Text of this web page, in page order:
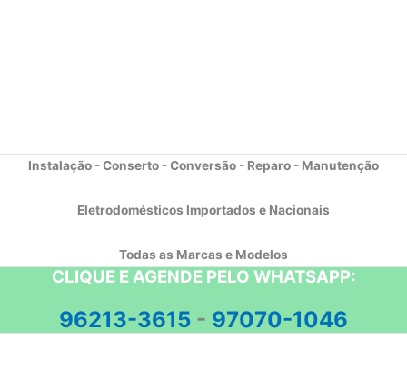
Instalação - Conserto - Conversão - Reparo - Manutenção
Eletrodomésticos Importados e Nacionais
Todas as Marcas e Modelos
CLIQUE E AGENDE PELO WHATSAPP:
96213-3615 - 97070-1046